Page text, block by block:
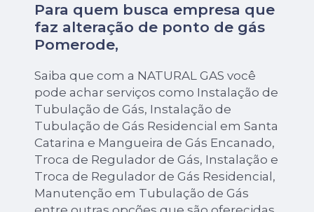
Para quem busca empresa que
faz alteração de ponto de gás
Pomerode,
Saiba que com a NATURAL GAS você
pode achar serviços como Instalação de
Tubulação de Gás, Instalação de
Tubulação de Gás Residencial em Santa
Catarina e Mangueira de Gás Encanado,
Troca de Regulador de Gás, Instalação e
Troca de Regulador de Gás Residencial,
Manutenção em Tubulação de Gás